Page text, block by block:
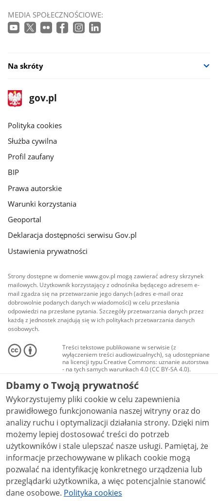
MEDIA SPOŁECZNOŚCIOWE:
Na skróty
stopka
gov.pl
Strona
gov.pl
gov.pl
Polityka cookies
Służba cywilna
Profil zaufany
BIP
Prawa autorskie
Warunki korzystania
Geoportal
Deklaracja dostępności serwisu Gov.pl
Ustawienia prywatności
Strony dostępne w domenie www.gov.pl mogą zawierać adresy skrzynek
mailowych. Użytkownik korzystający z odnośnika będącego adresem e-
mail zgadza się na przetwarzanie jego danych (adres e-mail oraz
dobrowolnie podanych danych w wiadomości) w celu przesłania
odpowiedzi na przesłane pytania. Szczegóły przetwarzania danych przez
każdą z jednostek znajdują się w ich politykach przetwarzania danych
osobowych.
Treści tekstowe publikowane w serwisie (z
wyłączeniem treści audiowizualnych), są udostępniane
na licencji typu Creative Commons: uznanie autorstwa
- na tych samych warunkach 4.0 (CC BY-SA 4.0).
Materiały audiowizualne, w tym zdjęcia, materiały
audio i wideo, są udostępniane na licencji typu
Creative Commons: uznanie autorstwa użycie
niekomercyjne - bez utworów zależnych 4.0 (CC BY-
NC-ND 4.0), o ile nie jest to stwierdzone inaczej.
Dbamy o Twoją prywatność
Wykorzystujemy pliki cookie w celu zapewnienia
prawidłowego funkcjonowania naszej witryny oraz do
analizy ruchu i optymalizacji działania strony. Dzięki nim
możemy lepiej dostosować treści do potrzeb
użytkowników i stale ulepszać nasze usługi. Pamiętaj, że
informacje przechowywane w plikach cookie mogą
pozwalać na identyfikację konkretnego urządzenia lub
przeglądarki użytkownika, a więc potencjalnie stanowić
dane osobowe. Polityka cookies